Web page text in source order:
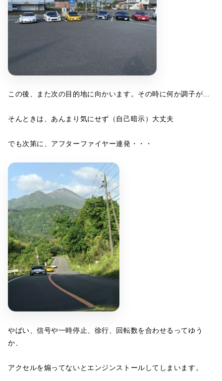
この後、また次の目的地に向かいます。その時に何か調子が…
そんときは、あんまり気にせず（自己暗示）大丈夫
でも次第に、アフターファイヤー連発・・・
やばい、信号や一時停止、徐行、回転数を合わせるってゆう
か、
アクセルを煽ってないとエンジンストールしてしまいます。